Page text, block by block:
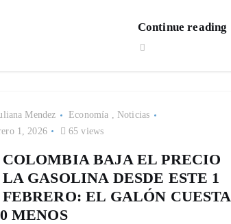
Continue reading
Mendez Economía , Noticias
1, 2026
65 views
BAJA EL PRECIO
GASOLINA DESDE ESTE 1
EL GALÓN CUESTA
MENOS